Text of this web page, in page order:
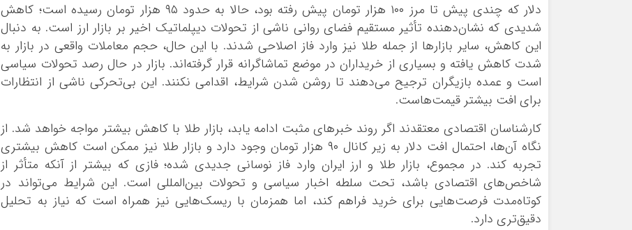
دلار که چندی پیش تا مرز ۱۰۰ هزار تومان پیش رفته بود، حالا به حدود ۹۵ هزار تومان رسیده است؛ کاهش
شدیدی که نشان‌دهنده تأثیر مستقیم فضای روانی ناشی از تحولات دیپلماتیک اخیر بر بازار ارز است. به دنبال
این کاهش، سایر بازارها از جمله طلا نیز وارد فاز اصلاحی شدند. با این حال، حجم معاملات واقعی در بازار به
شدت کاهش یافته و بسیاری از خریداران در موضع تماشاگرانه قرار گرفته‌اند. بازار در حال رصد تحولات سیاسی
است و عمده بازیگران ترجیح می‌دهند تا روشن شدن شرایط، اقدامی نکنند. این بی‌تحرکی ناشی از انتظارات
برای افت بیشتر قیمت‌هاست.
کارشناسان اقتصادی معتقدند اگر روند خبرهای مثبت ادامه یابد، بازار طلا با کاهش بیشتر مواجه خواهد شد. از
نگاه آن‌ها، احتمال افت دلار به زیر کانال ۹۰ هزار تومان وجود دارد و بازار طلا نیز ممکن است کاهش بیشتری
تجربه کند. در مجموع، بازار طلا و ارز ایران وارد فاز نوسانی جدیدی شده؛ فازی که بیشتر از آنکه متأثر از
شاخص‌های اقتصادی باشد، تحت سلطه اخبار سیاسی و تحولات بین‌المللی است. این شرایط می‌تواند در
کوتاه‌مدت فرصت‌هایی برای خرید فراهم کند، اما همزمان با ریسک‌هایی نیز همراه است که نیاز به تحلیل
دقیق‌تری دارد.